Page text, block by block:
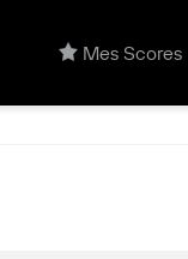
Mes Scores